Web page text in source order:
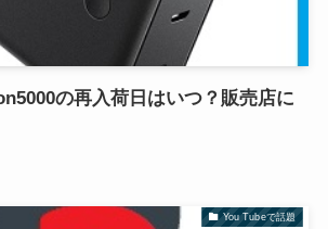
の再入荷日はいつ？販売店に
You Tubeで話題